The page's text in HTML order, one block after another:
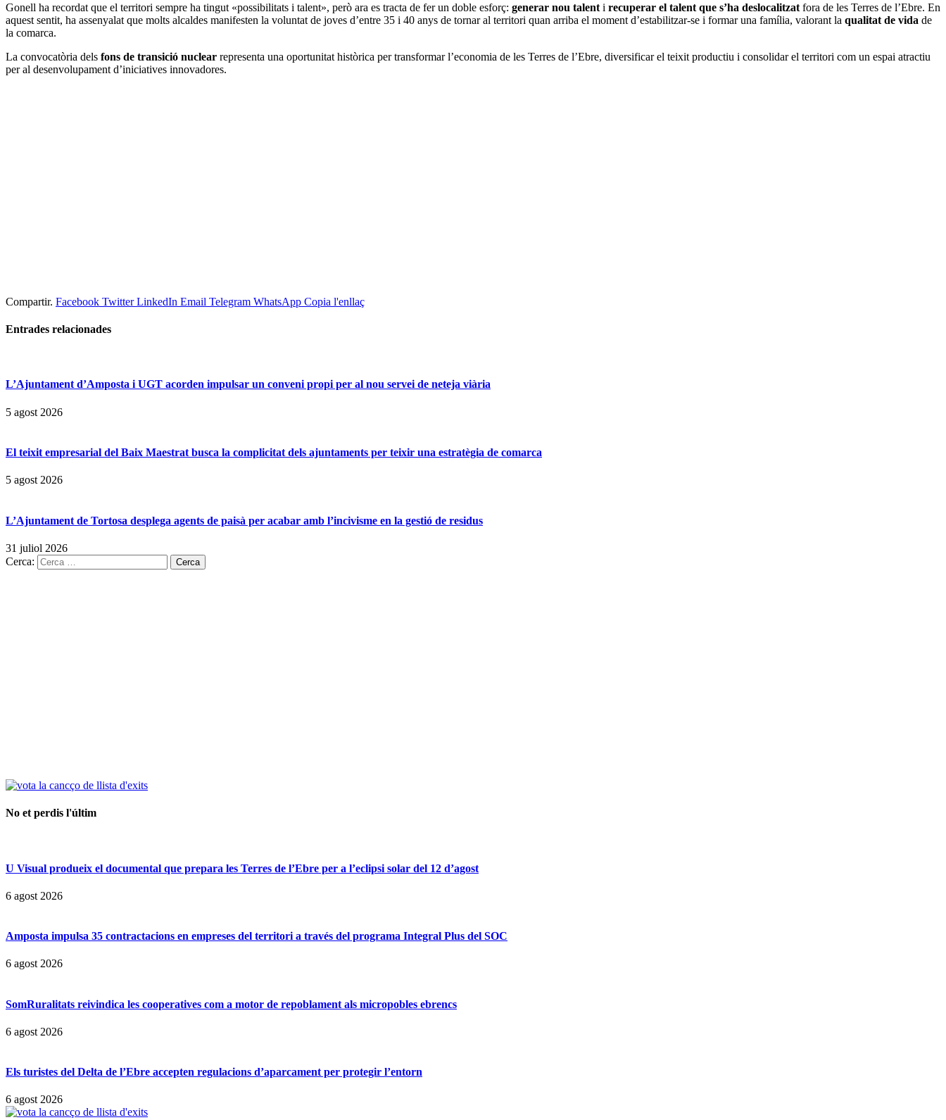
Gonell ha recordat que el territori sempre ha tingut «possibilitats i talent», però ara es tracta de fer un doble esforç: generar nou talent i recuperar el talent que s’ha deslocalitzat fora de les Terres de l’Ebre. En
aquest sentit, ha assenyalat que molts alcaldes manifesten la voluntat de joves d’entre 35 i 40 anys de tornar al territori quan arriba el moment d’estabilitzar-se i formar una família, valorant la qualitat de vida de
la comarca.
La convocatòria dels fons de transició nuclear representa una oportunitat històrica per transformar l’economia de les Terres de l’Ebre, diversificar el teixit productiu i consolidar el territori com un espai atractiu
per al desenvolupament d’iniciatives innovadores.
Compartir. Facebook Twitter LinkedIn Email Telegram WhatsApp Copia l'enllaç
Entrades relacionades
L’Ajuntament d’Amposta i UGT acorden impulsar un conveni propi per al nou servei de neteja viària
5 agost 2026
El teixit empresarial del Baix Maestrat busca la complicitat dels ajuntaments per teixir una estratègia de comarca
5 agost 2026
L’Ajuntament de Tortosa desplega agents de paisà per acabar amb l’incivisme en la gestió de residus
31 juliol 2026
Cerca:
No et perdis l'últim
U Visual produeix el documental que prepara les Terres de l’Ebre per a l’eclipsi solar del 12 d’agost
6 agost 2026
Amposta impulsa 35 contractacions en empreses del territori a través del programa Integral Plus del SOC
6 agost 2026
SomRuralitats reivindica les cooperatives com a motor de repoblament als micropobles ebrencs
6 agost 2026
Els turistes del Delta de l’Ebre accepten regulacions d’aparcament per protegir l’entorn
6 agost 2026